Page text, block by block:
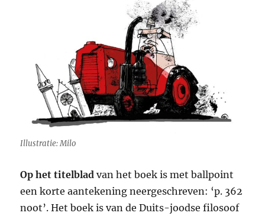
Illustratie: Milo
Op het titelblad van het boek is met ballpoint
een korte aantekening neergeschreven: ‘p. 362
noot’. Het boek is van de Duits-joodse filosoof